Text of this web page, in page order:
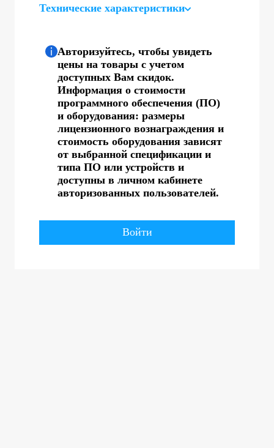
Технические характеристики
Авторизуйтесь, чтобы увидеть
цены на товары с учетом
доступных Вам скидок.
Информация о стоимости
программного обеспечения (ПО)
и оборудования: размеры
лицензионного вознаграждения и
стоимость оборудования зависят
от выбранной спецификации и
типа ПО или устройств и
доступны в личном кабинете
авторизованных пользователей.
Войти